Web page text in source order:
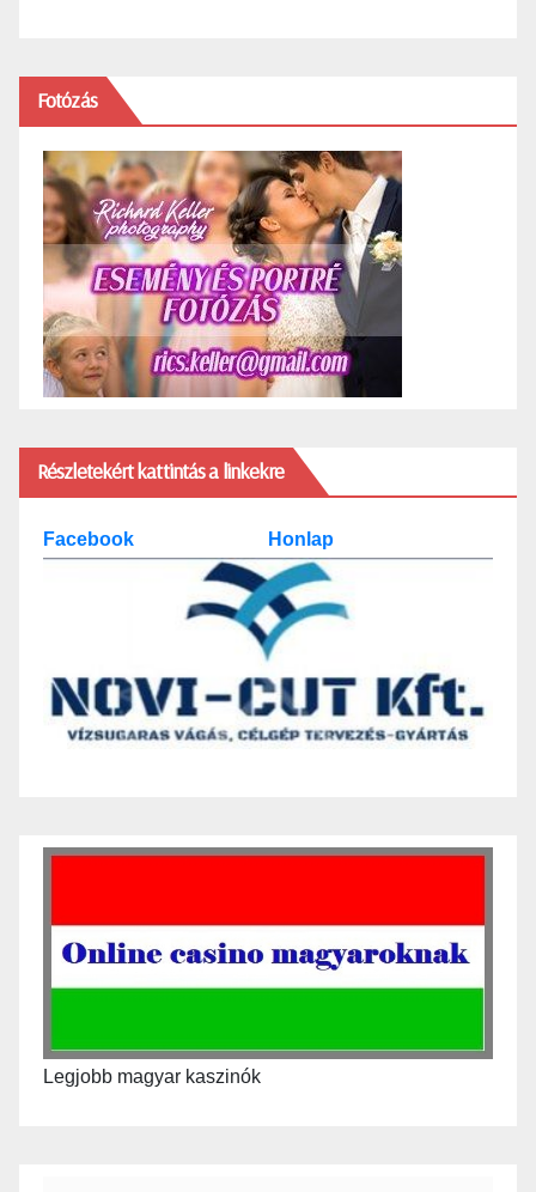
Fotózás
Részletekért kattintás a linkekre
Facebook Honlap
Legjobb magyar kaszinók